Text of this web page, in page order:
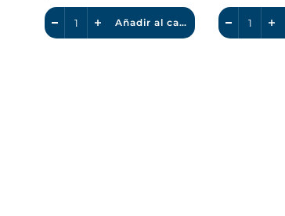
Añadir al carrito